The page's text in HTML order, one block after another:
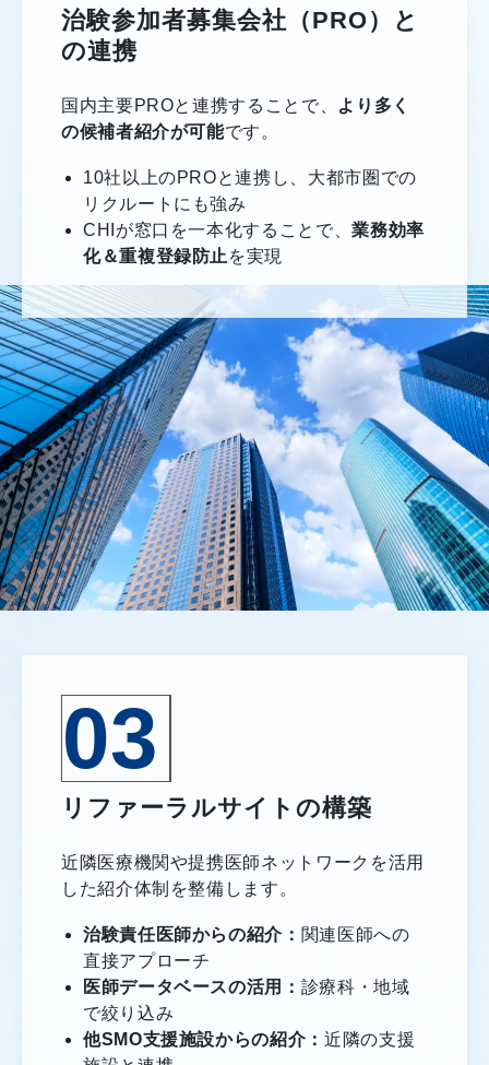
治験参加者募集会社（PRO）と
の連携
国内主要PROと連携することで、
より多く
の候補者紹介が可能です。
10社以上のPROと連携し、大都市圏での
リクルートにも強み
CHIが窓口を一本化することで、業務効率
化＆重複登録防止 を実現
03
リファーラルサイトの構築
近隣医療機関や提携医師ネットワークを活用
した紹介体制を整備します。
治験責任医師からの紹介： 関連医師への
直接アプローチ
医師データベースの活用： 診療科・地域
で絞り込み
他SMO支援施設からの紹介： 近隣の支援